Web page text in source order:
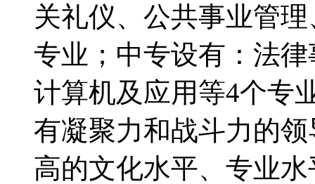
关礼仪、公共事业管
专业；中专设有：法
计算机及应用等4个专
有凝聚力和战斗力的
高的文化水平、专业